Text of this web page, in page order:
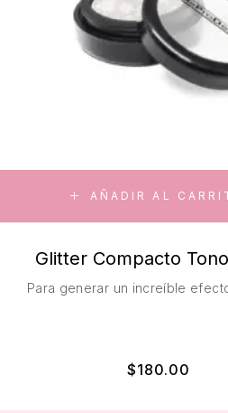
AÑADIR AL
Glitter Compacto
Para generar un increíble
$180.00